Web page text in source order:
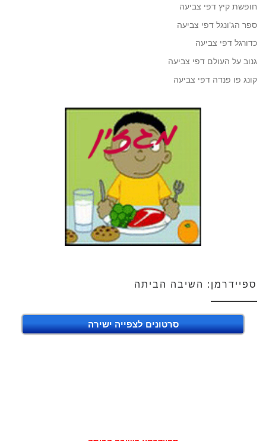
חופשת קיץ דפי צביעה
ספר הג'ונגל דפי צביעה
כדורגל דפי צביעה
גנוב על העולם דפי צביעה
קונג פו פנדה דפי צביעה
ספיידרמן: השיבה הביתה
סרטונים לצפייה ישירה